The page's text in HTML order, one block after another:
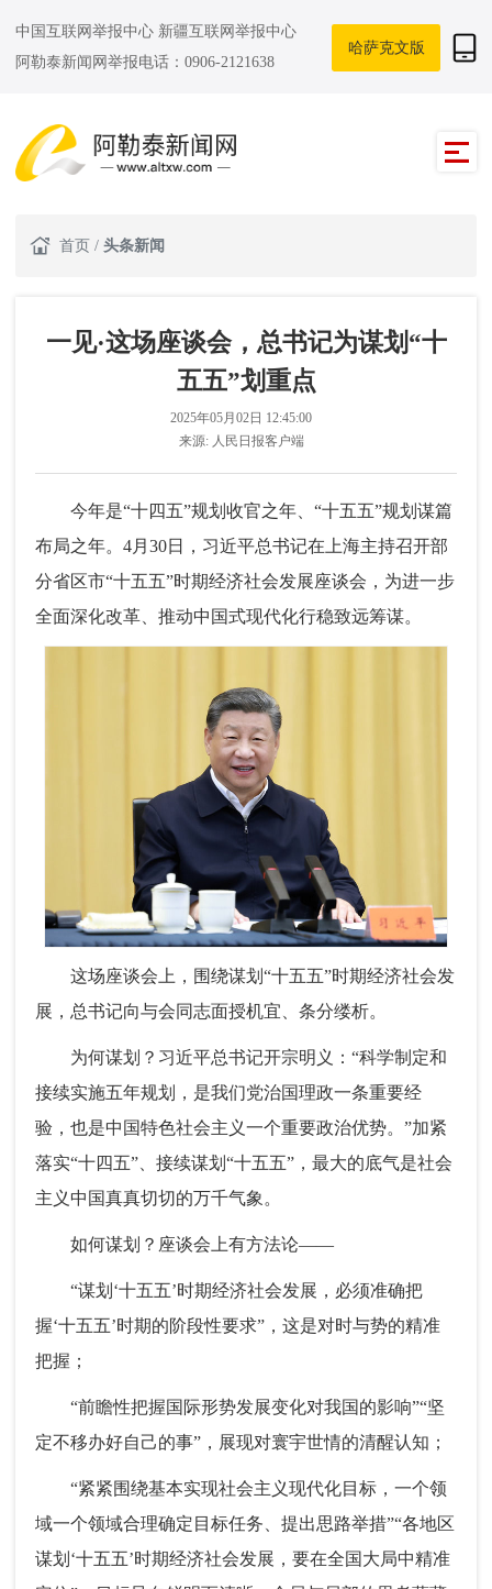
中国互联网举报中心 新疆互联网举报中心
阿勒泰新闻网举报电话：0906-2121638
哈萨克文版
首页 / 头条新闻
一见·这场座谈会，总书记为谋划“十
五五”划重点
2025年05月02日 12:45:00
来源: 人民日报客户端
今年是“十四五”规划收官之年、“十五五”规划谋篇
布局之年。4月30日，习近平总书记在上海主持召开部
分省区市“十五五”时期经济社会发展座谈会，为进一步
全面深化改革、推动中国式现代化行稳致远筹谋。
这场座谈会上，围绕谋划“十五五”时期经济社会发
展，总书记向与会同志面授机宜、条分缕析。
为何谋划？习近平总书记开宗明义：“科学制定和
接续实施五年规划，是我们党治国理政一条重要经
验，也是中国特色社会主义一个重要政治优势。”加紧
落实“十四五”、接续谋划“十五五”，最大的底气是社会
主义中国真真切切的万千气象。
如何谋划？座谈会上有方法论——
“谋划‘十五五’时期经济社会发展，必须准确把
握‘十五五’时期的阶段性要求”，这是对时与势的精准
把握；
“前瞻性把握国际形势发展变化对我国的影响”“坚
定不移办好自己的事”，展现对寰宇世情的清醒认知；
“紧紧围绕基本实现社会主义现代化目标，一个领
域一个领域合理确定目标任务、提出思路举措”“各地区
谋划‘十五五’时期经济社会发展，要在全国大局中精准